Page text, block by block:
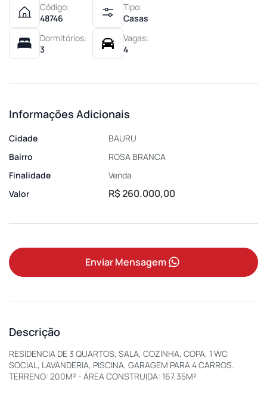
Código:
48746
Tipo:
Casas
Dormitórios:
3
Vagas:
4
Informações Adicionais
Cidade
BAURU
Bairro
ROSA BRANCA
Finalidade
Venda
Valor
R$ 260.000,00
Enviar Mensagem
Descrição
RESIDENCIA DE 3 QUARTOS, SALA, COZINHA, COPA, 1 WC
SOCIAL, LAVANDERIA, PISCINA, GARAGEM PARA 4 CARROS.
TERRENO: 200M² - ÁREA CONSTRUIDA: 167,35M²